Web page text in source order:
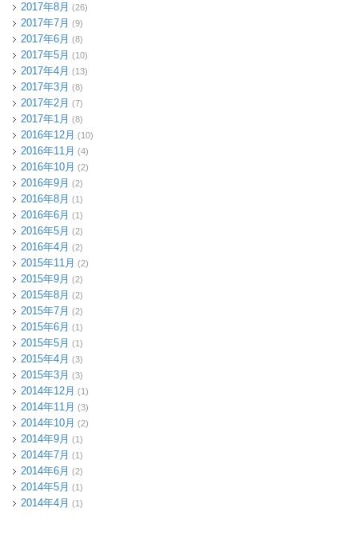
2017年8月 (26)
2017年7月 (9)
2017年6月 (8)
2017年5月 (10)
2017年4月 (13)
2017年3月 (8)
2017年2月 (7)
2017年1月 (8)
2016年12月 (10)
2016年11月 (4)
2016年10月 (2)
2016年9月 (2)
2016年8月 (1)
2016年6月 (1)
2016年5月 (2)
2016年4月 (2)
2015年11月 (2)
2015年9月 (2)
2015年8月 (2)
2015年7月 (2)
2015年6月 (1)
2015年5月 (1)
2015年4月 (3)
2015年3月 (3)
2014年12月 (1)
2014年11月 (3)
2014年10月 (2)
2014年9月 (1)
2014年7月 (1)
2014年6月 (2)
2014年5月 (1)
2014年4月 (1)